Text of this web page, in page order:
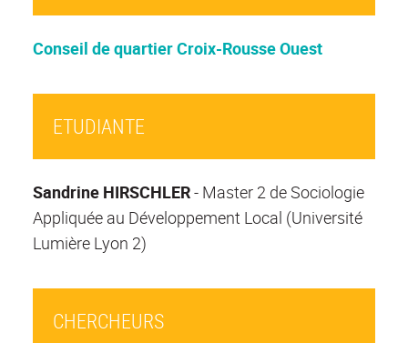
Conseil de quartier Croix-Rousse Ouest
ETUDIANTE
Sandrine HIRSCHLER- Master 2 de Sociologie
Appliquée au Développement Local (Université
Lumière Lyon 2)
CHERCHEURS